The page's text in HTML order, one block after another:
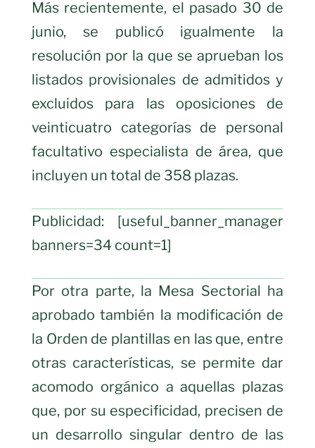
Más recientemente, el pasado 30 de
junio, se publicó igualmente la
resolución por la que se aprueban los
listados provisionales de admitidos y
excluidos para las oposiciones de
veinticuatro categorías de personal
facultativo especialista de área, que
incluyen un total de 358 plazas.
Publicidad: [useful_banner_manager
banners=34 count=1]
Por otra parte, la Mesa Sectorial ha
aprobado también la modificación de
la Orden de plantillas en las que, entre
otras características, se permite dar
acomodo orgánico a aquellas plazas
que, por su especificidad, precisen de
un desarrollo singular dentro de las